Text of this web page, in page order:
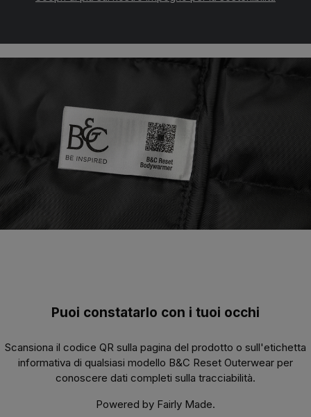
Puoi constatarlo con i tuoi occhi
Scansiona il codice QR sulla pagina del prodotto o sull'etichetta
informativa di qualsiasi modello B&C Reset Outerwear per
conoscere dati completi sulla tracciabilità.
Powered by Fairly Made.